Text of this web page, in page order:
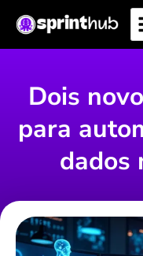
Dois
para
dados